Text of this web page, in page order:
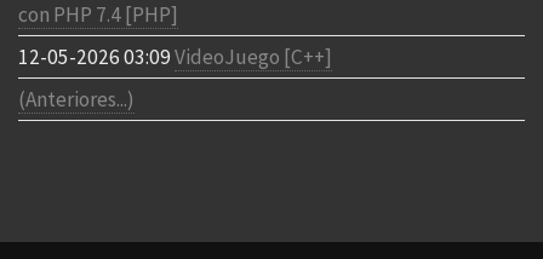
con PHP 7.4 [PHP]
12-05-2026 03:09VideoJuego [C++]
(Anteriores...)